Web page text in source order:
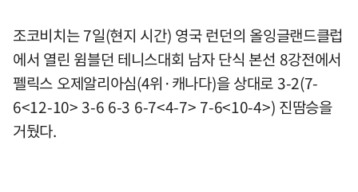
조코비치는 7일(현지 시간) 영국 런던의 올잉글랜드클럽
에서 열린 윔블던 테니스대회 남자 단식 본선 8강전에서
펠릭스 오제알리아심(4위·캐나다)을 상대로 3-2(7-
6<12-10> 3-6 6-3 6-7<4-7> 7-6<10-4>) 진땀승을
거뒀다.